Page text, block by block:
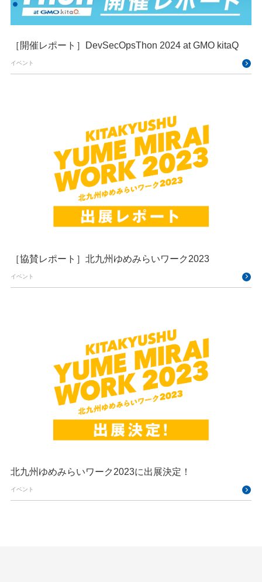
［開催レポート］DevSecOpsThon 2024 at GMO kitaQ
イベント
［協賛レポート］北九州ゆめみらいワーク2023
イベント
北九州ゆめみらいワーク2023に出展決定！
イベント